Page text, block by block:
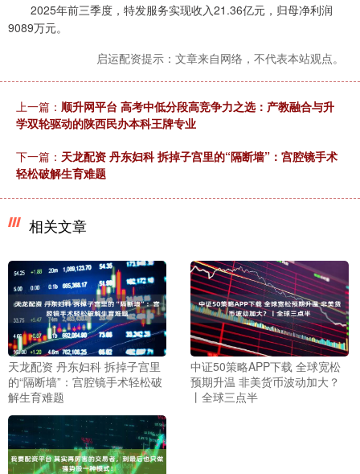
2025年前三季度，特发服务实现收入21.36亿元，归母净利润
9089万元。
启运配资提示：文章来自网络，不代表本站观点。
上一篇： 顺升网平台 高考中低分段高竞争力之选：产教融合与升
学双轮驱动的陕西民办本科王牌专业
下一篇： 天龙配资 丹东妇科 拆掉子宫里的“隔断墙”：宫腔镜手术
轻松破解生育难题
相关文章
天龙配资 丹东妇科 拆掉子宫里
的“隔断墙”：宫腔镜手术轻松破
解生育难题
中证50策略APP下载 全球宽松
预期升温 非美货币波动加大？
丨全球三点半